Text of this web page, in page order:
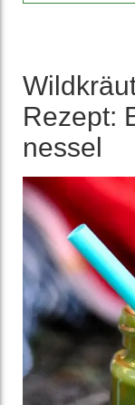
Rezept:
nessel